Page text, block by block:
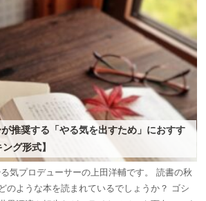
推奨する「やる気を出すため」におすす
グ形式】
気プロデューサーの上田洋輔です。 読書の秋
のような本を読まれているでしょうか？ ゴシ